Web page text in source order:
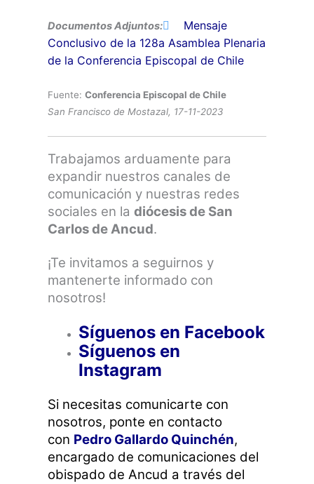
Documentos Adjuntos:
Mensaje
Conclusivo de la 128a Asamblea Plenaria
de la Conferencia Episcopal de Chile
Fuente:Conferencia Episcopal de Chile
San Francisco de Mostazal, 17-11-2023
Trabajamos arduamente para
expandir nuestros canales de
comunicación y nuestras redes
sociales en ladiócesis de San
Carlos de Ancud.
¡Te invitamos a seguirnos y
mantenerte informado con
nosotros!
Síguenos en Facebook
Síguenos en
Instagram
Si necesitas comunicarte con
nosotros, ponte en contacto
con Pedro Gallardo Quinchén,
encargado de comunicaciones del
obispado de Ancud a través del